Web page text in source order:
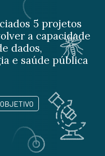
5 projetos
a capacidade
dados,
e saúde pública
OBJETIVO